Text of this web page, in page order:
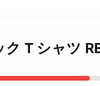
T シャツ